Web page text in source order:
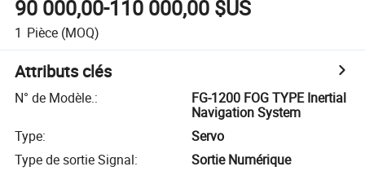
90 000,00-110 000,00 $US
1 Pièce (MOQ)
Attributs clés
N° de Modèle.:
FG-1200 FOG TYPE Inertial
Navigation System
Type:
Servo
Type de sortie Signal:
Sortie Numérique